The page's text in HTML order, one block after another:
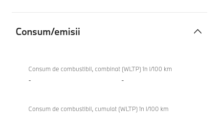
Consum/emisii
Consum de combustibil, combinat (WLTP) în l/100 km
- -
Consum de combustibil, cumulat (WLTP) în l/100 km